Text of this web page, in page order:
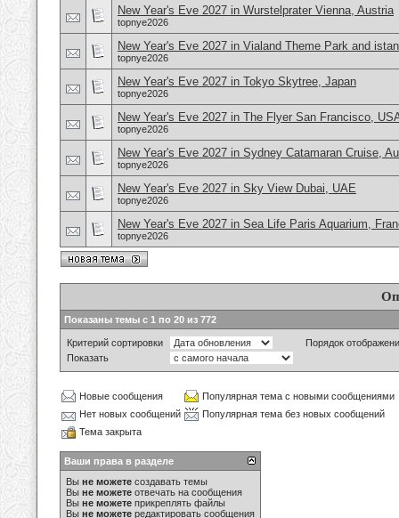
New Year's Eve 2027 in Wurstelprater Vienna, Austria
topnye2026
New Year's Eve 2027 in Vialand Theme Park and
topnye2026
New Year's Eve 2027 in Tokyo Skytree, Japan
topnye2026
New Year's Eve 2027 in The Flyer San Francisco,
topnye2026
New Year's Eve 2027 in Sydney Catamaran Cruise,
topnye2026
New Year's Eve 2027 in Sky View Dubai, UAE
topnye2026
New Year's Eve 2027 in Sea Life Paris Aquarium,
topnye2026
Показаны темы с 1 по 20 из 772
Критерий сортировки
Порядок
Показать
Новые сообщения
Популярная тема с новыми сообщениями
Нет новых сообщений
Популярная тема без новых сообщений
Тема закрыта
Ваши права в разделе
Вы не можете создавать темы
Вы не можете отвечать на сообщения
Вы не можете прикреплять файлы
Вы не можете редактировать сообщения